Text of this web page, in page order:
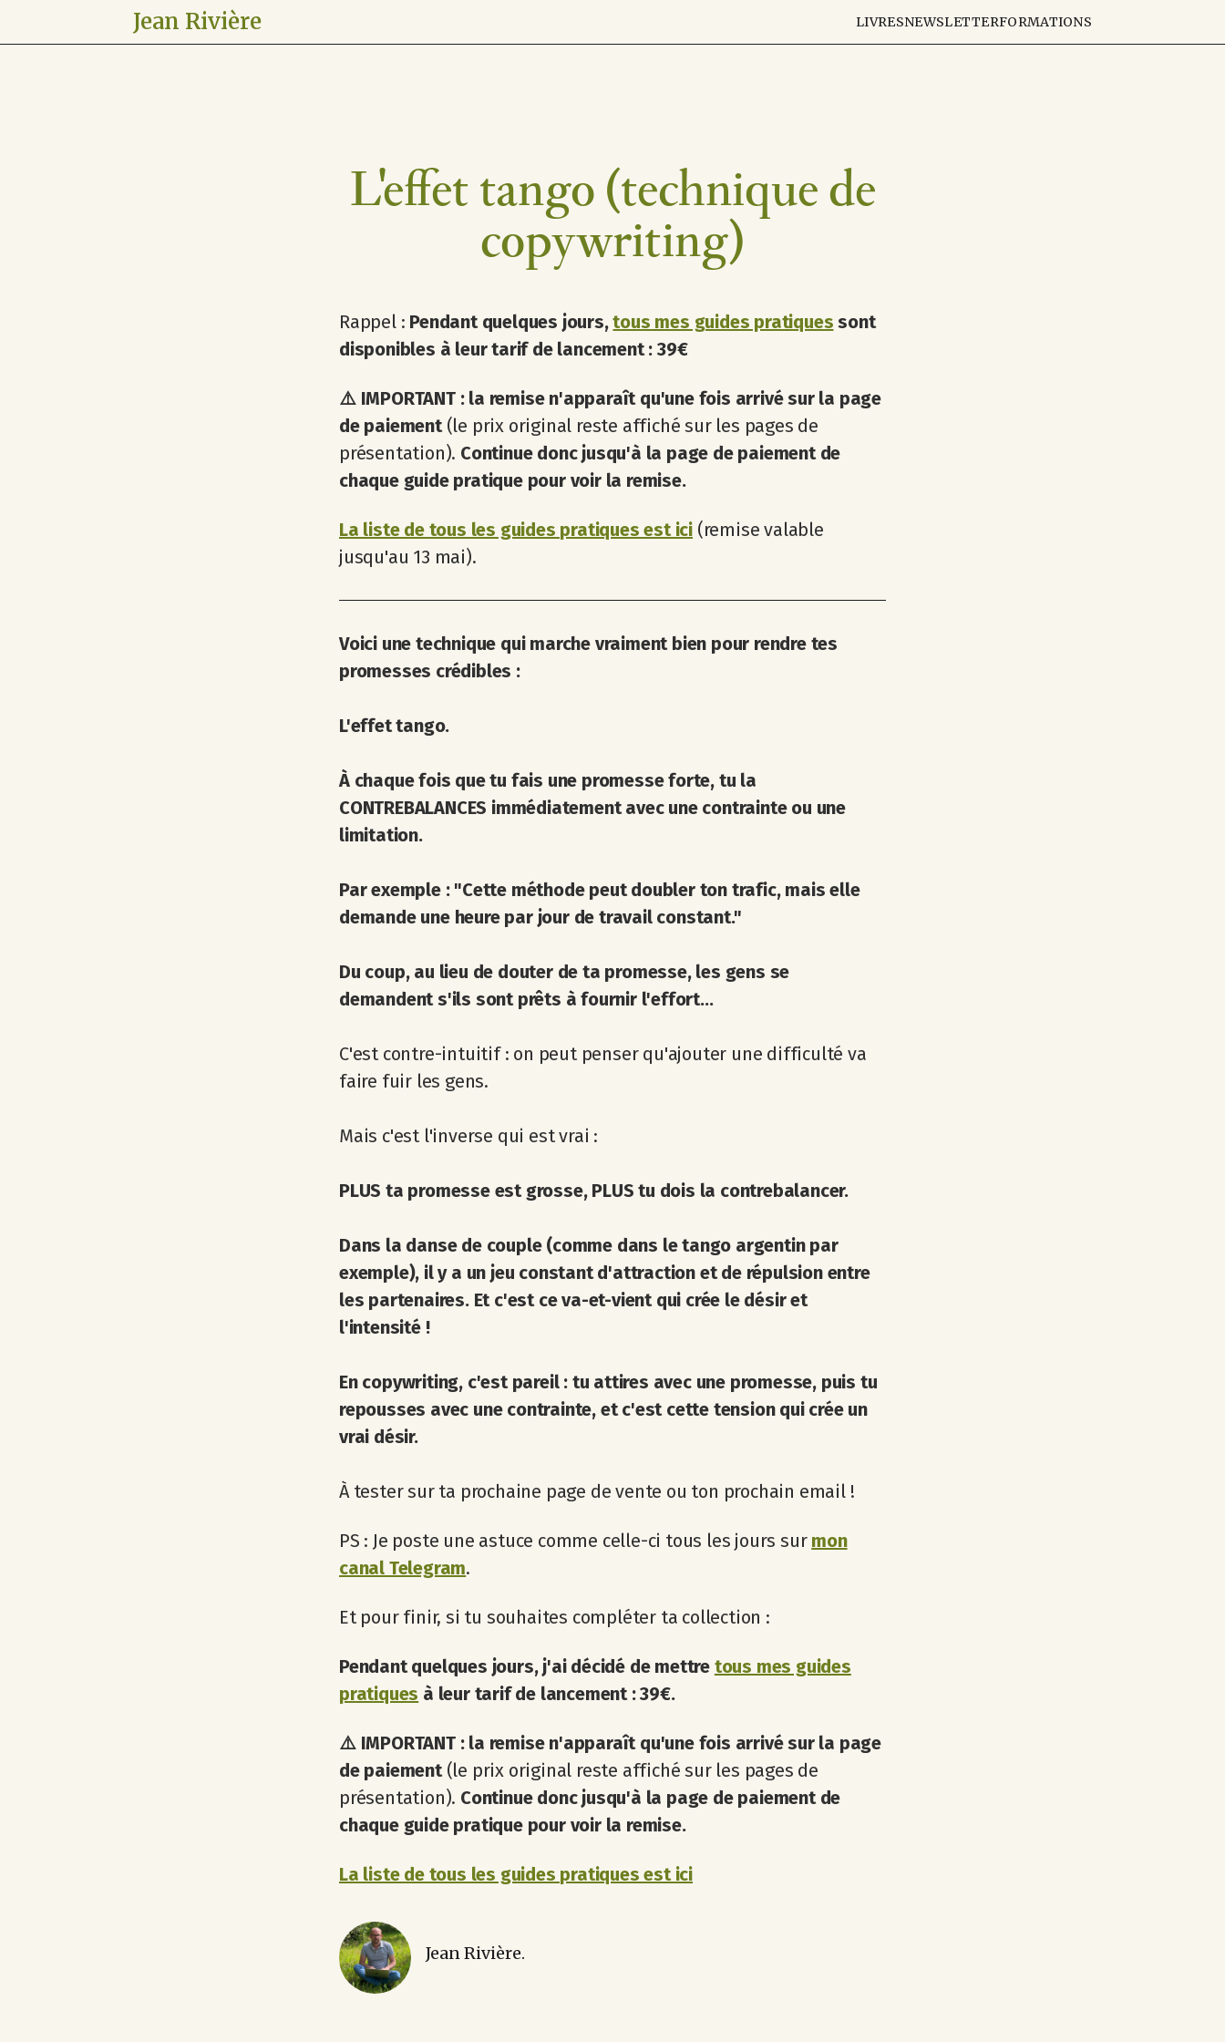
Jean Rivière LIVRESNEWSLETTERFORMATIONS
L'effet tango (technique de
copywriting)
Rappel : Pendant quelques jours, tous mes guides pratiques sont
disponibles à leur tarif de lancement : 39€
⚠️ IMPORTANT : la remise n'apparaît qu'une fois arrivé sur la page
de paiement (le prix original reste affiché sur les pages de
présentation). Continue donc jusqu'à la page de paiement de
chaque guide pratique pour voir la remise.
La liste de tous les guides pratiques est ici (remise valable
jusqu'au 13 mai).
Voici une technique qui marche vraiment bien pour rendre tes
promesses crédibles :
L'effet tango.
À chaque fois que tu fais une promesse forte, tu la
CONTREBALANCES immédiatement avec une contrainte ou une
limitation.
Par exemple : "Cette méthode peut doubler ton trafic, mais elle
demande une heure par jour de travail constant."
Du coup, au lieu de douter de ta promesse, les gens se
demandent s'ils sont prêts à fournir l'effort...
C'est contre-intuitif : on peut penser qu'ajouter une difficulté va
faire fuir les gens.
Mais c'est l'inverse qui est vrai :
PLUS ta promesse est grosse, PLUS tu dois la contrebalancer.
Dans la danse de couple (comme dans le tango argentin par
exemple), il y a un jeu constant d'attraction et de répulsion entre
les partenaires. Et c'est ce va-et-vient qui crée le désir et
l'intensité !
En copywriting, c'est pareil : tu attires avec une promesse, puis tu
repousses avec une contrainte, et c'est cette tension qui crée un
vrai désir.
À tester sur ta prochaine page de vente ou ton prochain email !
PS : Je poste une astuce comme celle-ci tous les jours sur mon
canal Telegram.
Et pour finir, si tu souhaites compléter ta collection :
Pendant quelques jours, j'ai décidé de mettre tous mes guides
pratiques à leur tarif de lancement : 39€.
⚠️ IMPORTANT : la remise n'apparaît qu'une fois arrivé sur la page
de paiement (le prix original reste affiché sur les pages de
présentation). Continue donc jusqu'à la page de paiement de
chaque guide pratique pour voir la remise.
La liste de tous les guides pratiques est ici
Jean Rivière.